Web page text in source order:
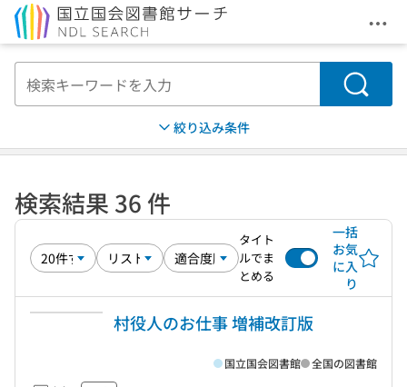
メ
検索
絞り込み条件
検索結果 36 件
タイト
ルでま
とめる
一括
お気
に入
り
村役人のお仕事 増補改訂版
国立国会図書館 全国の図書館